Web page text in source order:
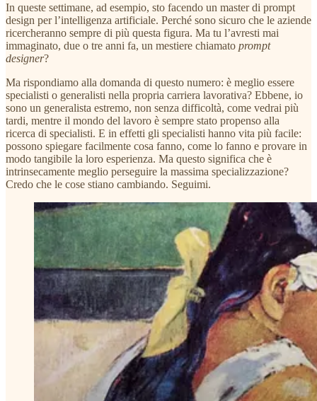
In queste settimane, ad esempio, sto facendo un master di prompt
design per l’intelligenza artificiale. Perché sono sicuro che le aziende
ricercheranno sempre di più questa figura. Ma tu l’avresti mai
immaginato, due o tre anni fa, un mestiere chiamato prompt
designer?
Ma rispondiamo alla domanda di questo numero: è meglio essere
specialisti o generalisti nella propria carriera lavorativa? Ebbene, io
sono un generalista estremo, non senza difficoltà, come vedrai più
tardi, mentre il mondo del lavoro è sempre stato propenso alla
ricerca di specialisti. E in effetti gli specialisti hanno vita più facile:
possono spiegare facilmente cosa fanno, come lo fanno e provare in
modo tangibile la loro esperienza. Ma questo significa che è
intrinsecamente meglio perseguire la massima specializzazione?
Credo che le cose stiano cambiando. Seguimi.